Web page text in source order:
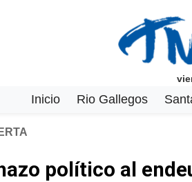
Inicio Rio Gallegos
político al